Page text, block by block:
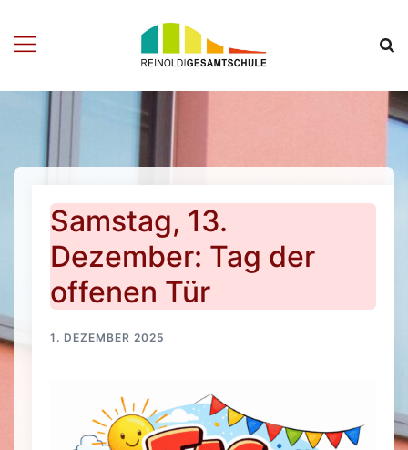
springen
Samstag, 13.
Dezember: Tag der
offenen Tür
1. DEZEMBER 2025